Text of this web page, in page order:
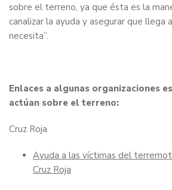
sobre el terreno, ya que ésta es la
canalizar la ayuda y asegurar que llega
necesita”.
Enlaces a algunas organizaciones
actúan sobre el terreno:
Cruz Roja
Ayuda a las víctimas del
Cruz Roja